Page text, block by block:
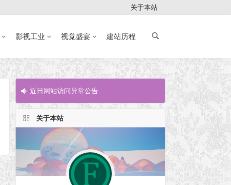
关于本站
影视工业 视觉盛宴 建站历程
近日网站访问异常公告 近日网站访问
关于本站